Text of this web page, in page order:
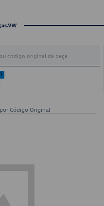
Código Original